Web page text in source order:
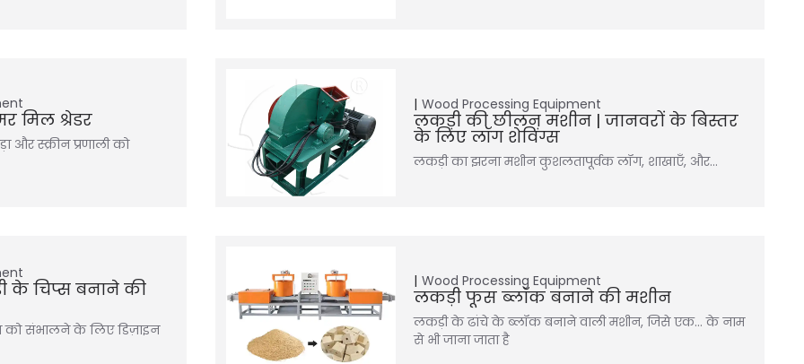
मिल श्रेडर
और स्क्रीन प्रणाली को
Wood Processing Equipment
लकड़ी की छीलन मशीन | जानवरों के बिस्तर
के लिए लॉग शेविंग्स
लकड़ी का झरना मशीन कुशलतापूर्वक लॉग, शाखाएँ, और…
के चिप्स बनाने की
को संभालने के लिए डिज़ाइन
Wood Processing Equipment
लकड़ी फूस ब्लॉक बनाने की मशीन
लकड़ी के ढांचे के ब्लॉक बनाने वाली मशीन, जिसे एक… के नाम
से भी जाना जाता है